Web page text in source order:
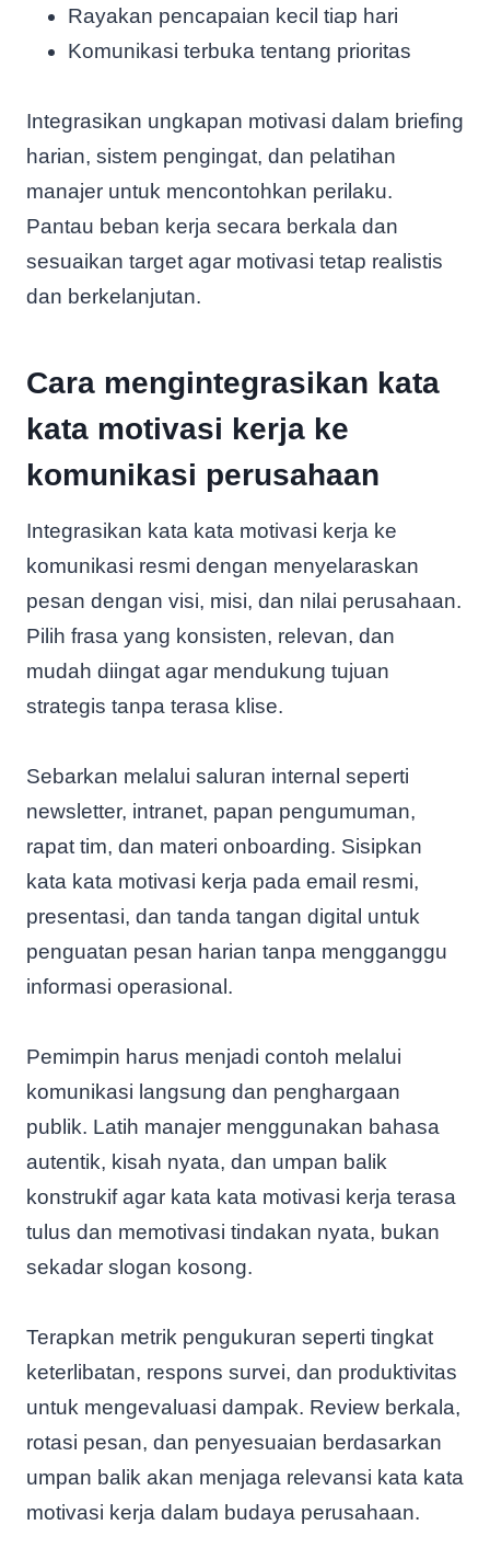
Rayakan pencapaian kecil tiap hari
Komunikasi terbuka tentang prioritas
Integrasikan ungkapan motivasi dalam briefing
harian, sistem pengingat, dan pelatihan
manajer untuk mencontohkan perilaku.
Pantau beban kerja secara berkala dan
sesuaikan target agar motivasi tetap realistis
dan berkelanjutan.
Cara mengintegrasikan kata
kata motivasi kerja ke
komunikasi perusahaan
Integrasikan kata kata motivasi kerja ke
komunikasi resmi dengan menyelaraskan
pesan dengan visi, misi, dan nilai perusahaan.
Pilih frasa yang konsisten, relevan, dan
mudah diingat agar mendukung tujuan
strategis tanpa terasa klise.
Sebarkan melalui saluran internal seperti
newsletter, intranet, papan pengumuman,
rapat tim, dan materi onboarding. Sisipkan
kata kata motivasi kerja pada email resmi,
presentasi, dan tanda tangan digital untuk
penguatan pesan harian tanpa mengganggu
informasi operasional.
Pemimpin harus menjadi contoh melalui
komunikasi langsung dan penghargaan
publik. Latih manajer menggunakan bahasa
autentik, kisah nyata, dan umpan balik
konstrukif agar kata kata motivasi kerja terasa
tulus dan memotivasi tindakan nyata, bukan
sekadar slogan kosong.
Terapkan metrik pengukuran seperti tingkat
keterlibatan, respons survei, dan produktivitas
untuk mengevaluasi dampak. Review berkala,
rotasi pesan, dan penyesuaian berdasarkan
umpan balik akan menjaga relevansi kata kata
motivasi kerja dalam budaya perusahaan.